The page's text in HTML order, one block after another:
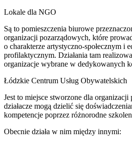
Lokale dla NGO
Są to pomieszczenia biurowe
organizacji pozarządowych, które
o charakterze artystyczno-społecznym i
profilaktycznym. Działania tam
organizacje wybrane w dedykowanych
Łódzkie Centrum Usług Obywatelskich
Jest to miejsce stworzone dla
działacze mogą dzielić się
kompetencje poprzez różnorodne
Obecnie działa w nim między innymi: